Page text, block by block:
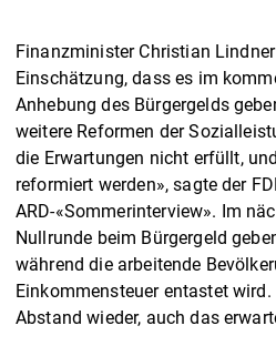
Finanzminister Christian
Einschätzung, dass es im
Anhebung des Bürgergelds
weitere Reformen der
die Erwartungen nicht erfüllt,
reformiert werden», sagte der
ARD-«Sommerinterview». Im
Nullrunde beim Bürgergeld
während die arbeitende
Einkommensteuer entastet
Abstand wieder, auch das